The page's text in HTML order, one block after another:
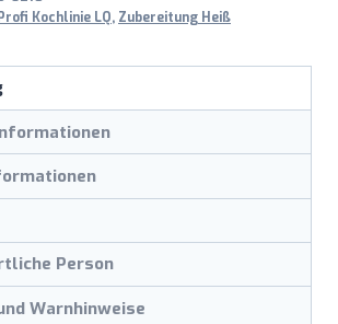
Kochlinie LQ, Zubereitung Heiß
Person
Warnhinweise